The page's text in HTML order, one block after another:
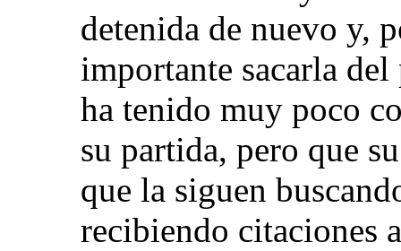
detenida de nuevo y,
importante sacarla
ha tenido muy poco
su partida, pero que
que la siguen
recibiendo citaciones